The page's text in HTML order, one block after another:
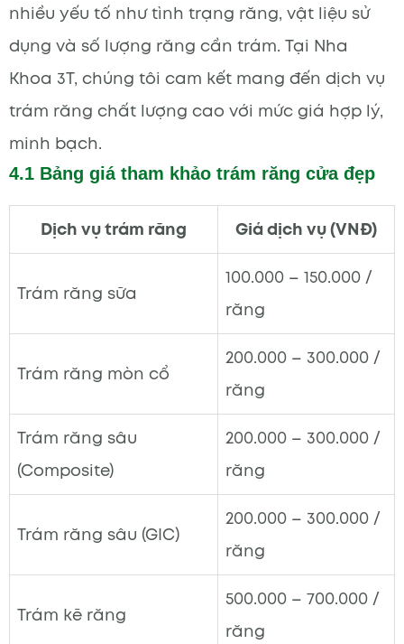
nhiều yếu tố như tình trạng răng, vật liệu sử
dụng và số lượng răng cần trám. Tại Nha
Khoa 3T, chúng tôi cam kết mang đến dịch vụ
trám răng chất lượng cao với mức giá hợp lý,
minh bạch.
4.1 Bảng giá tham khảo trám răng cửa đẹp
Dịch vụ trám răng Giá dịch vụ (VNĐ)
Trám răng sữa
100.000 – 150.000 /
răng
Trám răng mòn cổ
200.000 – 300.000 /
răng
Trám răng sâu
(Composite)
200.000 – 300.000 /
răng
Trám răng sâu (GIC)
200.000 – 300.000 /
răng
Trám kẽ răng
500.000 – 700.000 /
răng